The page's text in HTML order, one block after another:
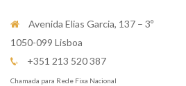
Avenida Elias Garcia, 137 – 3º
1050-099 Lisboa
+351 213 520 387
Chamada para Rede Fixa Nacional